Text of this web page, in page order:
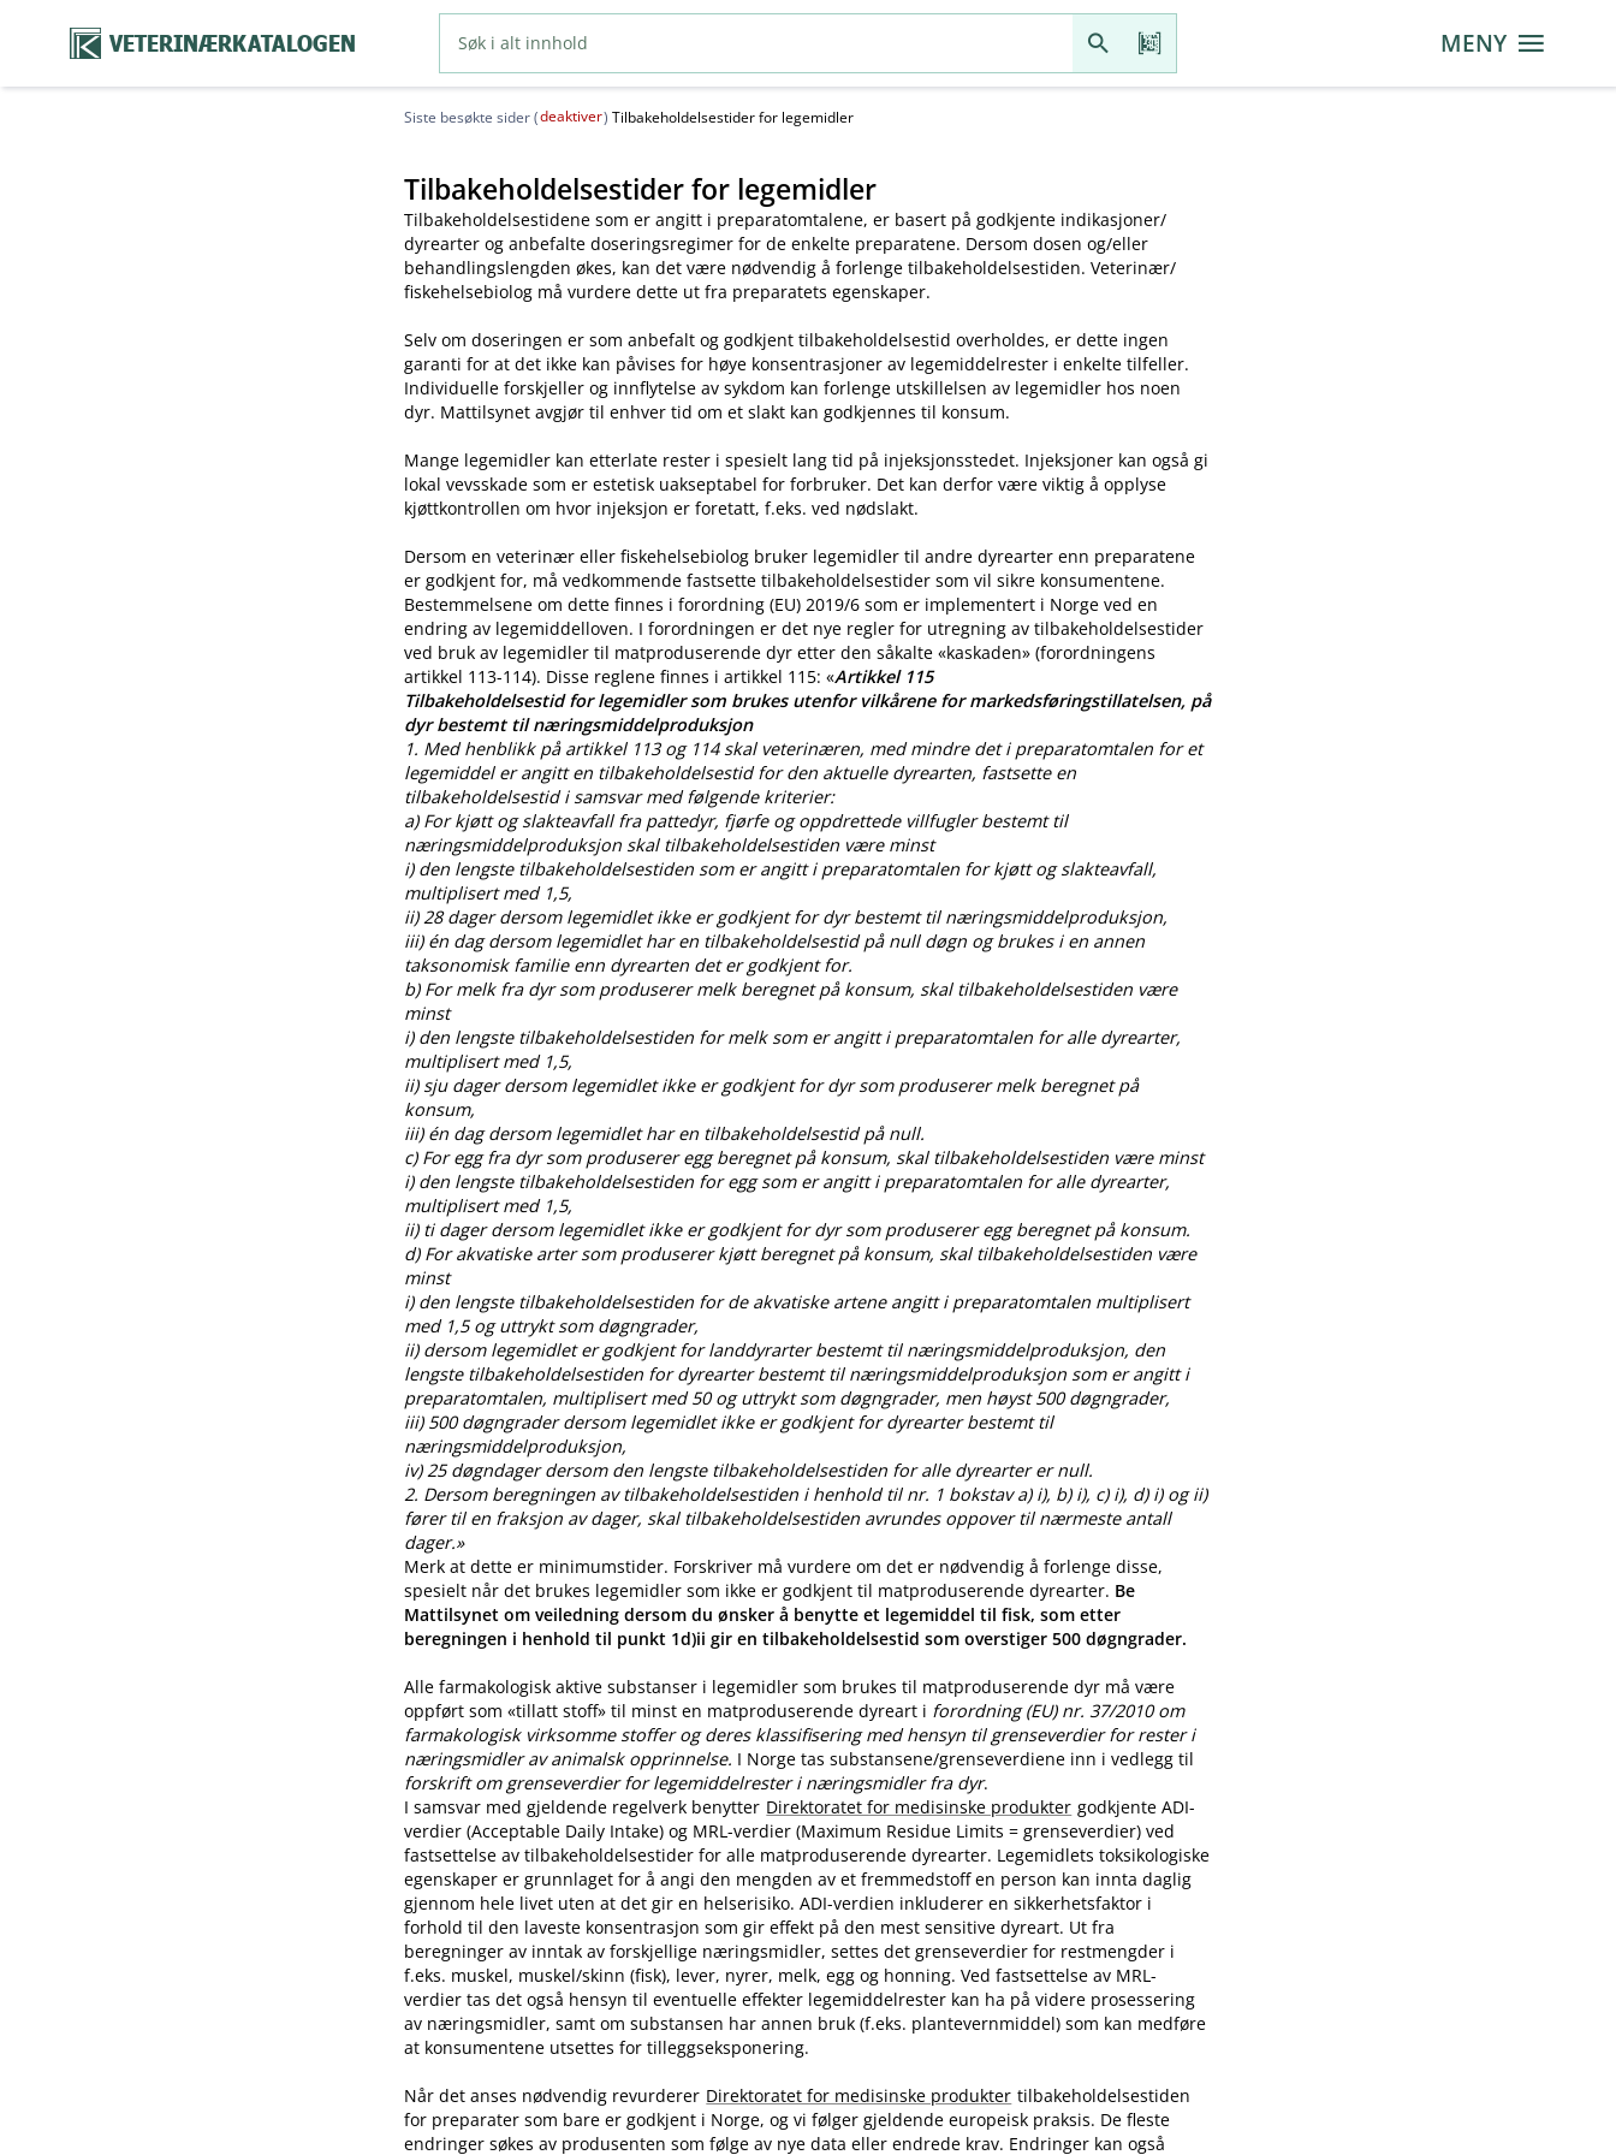
VETERINÆRKATALOGEN MENY
Siste besøkte sider (deaktiver) Tilbakeholdelsestider for legemidler
Tilbakeholdelsestider for legemidler
Tilbakeholdelsestidene som er angitt i preparatomtalene, er basert på godkjente indikasjoner​/​
dyrearter og anbefalte doseringsregimer for de enkelte preparatene. Dersom dosen og​/​eller
behandlingslengden økes, kan det være nødvendig å forlenge tilbakeholdelsestiden. Veterinær​/​
fiskehelsebiolog må vurdere dette ut fra preparatets egenskaper.
Selv om doseringen er som anbefalt og godkjent tilbakeholdelsestid overholdes, er dette ingen
garanti for at det ikke kan påvises for høye konsentrasjoner av legemiddelrester i enkelte tilfeller.
Individuelle forskjeller og innflytelse av sykdom kan forlenge utskillelsen av legemidler hos noen
dyr. Mattilsynet avgjør til enhver tid om et slakt kan godkjennes til konsum.
Mange legemidler kan etterlate rester i spesielt lang tid på injeksjonsstedet. Injeksjoner kan også gi
lokal vevsskade som er estetisk uakseptabel for forbruker. Det kan derfor være viktig å opplyse
kjøttkontrollen om hvor injeksjon er foretatt, f.eks. ved nødslakt.
Dersom en veterinær eller fiskehelsebiolog bruker legemidler til andre dyrearter enn preparatene
er godkjent for, må vedkommende fastsette tilbakeholdelsestider som vil sikre konsumentene.
Bestemmelsene om dette finnes i forordning (EU) 2019/6 som er implementert i Norge ved en
endring av legemiddelloven. I forordningen er det nye regler for utregning av tilbakeholdelsestider
ved bruk av legemidler til matproduserende dyr etter den såkalte «kaskaden» (forordningens
artikkel 113-114). Disse reglene finnes i artikkel 115: «Artikkel 115
Tilbakeholdelsestid for legemidler som brukes utenfor vilkårene for markedsføringstillatelsen, på
dyr bestemt til næringsmiddelproduksjon
1. Med henblikk på artikkel 113 og 114 skal veterinæren, med mindre det i preparatomtalen for et
legemiddel er angitt en tilbakeholdelsestid for den aktuelle dyrearten, fastsette en
tilbakeholdelsestid i samsvar med følgende kriterier:
a) For kjøtt og slakteavfall fra pattedyr, fjørfe og oppdrettede villfugler bestemt til
næringsmiddelproduksjon skal tilbakeholdelsestiden være minst
i) den lengste tilbakeholdelsestiden som er angitt i preparatomtalen for kjøtt og slakteavfall,
multiplisert med 1,5,
ii) 28 dager dersom legemidlet ikke er godkjent for dyr bestemt til næringsmiddelproduksjon,
iii) én dag dersom legemidlet har en tilbakeholdelsestid på null døgn og brukes i en annen
taksonomisk familie enn dyrearten det er godkjent for.
b) For melk fra dyr som produserer melk beregnet på konsum, skal tilbakeholdelsestiden være
minst
i) den lengste tilbakeholdelsestiden for melk som er angitt i preparatomtalen for alle dyrearter,
multiplisert med 1,5,
ii) sju dager dersom legemidlet ikke er godkjent for dyr som produserer melk beregnet på
konsum,
iii) én dag dersom legemidlet har en tilbakeholdelsestid på null.
c) For egg fra dyr som produserer egg beregnet på konsum, skal tilbakeholdelsestiden være minst
i) den lengste tilbakeholdelsestiden for egg som er angitt i preparatomtalen for alle dyrearter,
multiplisert med 1,5,
ii) ti dager dersom legemidlet ikke er godkjent for dyr som produserer egg beregnet på konsum.
d) For akvatiske arter som produserer kjøtt beregnet på konsum, skal tilbakeholdelsestiden være
minst
i) den lengste tilbakeholdelsestiden for de akvatiske artene angitt i preparatomtalen multiplisert
med 1,5 og uttrykt som døgngrader,
ii) dersom legemidlet er godkjent for landdyrarter bestemt til næringsmiddelproduksjon, den
lengste tilbakeholdelsestiden for dyrearter bestemt til næringsmiddelproduksjon som er angitt i
preparatomtalen, multiplisert med 50 og uttrykt som døgngrader, men høyst 500 døgngrader,
iii) 500 døgngrader dersom legemidlet ikke er godkjent for dyrearter bestemt til
næringsmiddelproduksjon,
iv) 25 døgndager dersom den lengste tilbakeholdelsestiden for alle dyrearter er null.
2. Dersom beregningen av tilbakeholdelsestiden i henhold til nr. 1 bokstav a) i), b) i), c) i), d) i) og ii)
fører til en fraksjon av dager, skal tilbakeholdelsestiden avrundes oppover til nærmeste antall
dager.»
Merk at dette er minimumstider. Forskriver må vurdere om det er nødvendig å forlenge disse,
spesielt når det brukes legemidler som ikke er godkjent til matproduserende dyrearter. Be
Mattilsynet om veiledning dersom du ønsker å benytte et legemiddel til fisk, som etter
beregningen i henhold til punkt 1d)ii gir en tilbakeholdelsestid som overstiger 500 døgngrader.
Alle farmakologisk aktive substanser i legemidler som brukes til matproduserende dyr må være
oppført som «tillatt stoff» til minst en matproduserende dyreart i forordning (EU) nr. 37/2010 om
farmakologisk virksomme stoffer og deres klassifisering med hensyn til grenseverdier for rester i
næringsmidler av animalsk opprinnelse. I Norge tas substansene​/​grenseverdiene inn i vedlegg til
forskrift om grenseverdier for legemiddelrester i næringsmidler fra dyr.
I samsvar med gjeldende regelverk benytter Direktoratet for medisinske produkter godkjente ADI-
verdier (Acceptable Daily Intake) og MRL-verdier (Maximum Residue Limits = grenseverdier) ved
fastsettelse av tilbakeholdelsestider for alle matproduserende dyrearter. Legemidlets toksikologiske
egenskaper er grunnlaget for å angi den mengden av et fremmedstoff en person kan innta daglig
gjennom hele livet uten at det gir en helserisiko. ADI-verdien inkluderer en sikkerhetsfaktor i
forhold til den laveste konsentrasjon som gir effekt på den mest sensitive dyreart. Ut fra
beregninger av inntak av forskjellige næringsmidler, settes det grenseverdier for restmengder i
f.eks. muskel, muskel​/​skinn (fisk), lever, nyrer, melk, egg og honning. Ved fastsettelse av MRL-
verdier tas det også hensyn til eventuelle effekter legemiddelrester kan ha på videre prosessering
av næringsmidler, samt om substansen har annen bruk (f.eks. plantevernmiddel) som kan medføre
at konsumentene utsettes for tilleggseksponering.
Når det anses nødvendig revurderer Direktoratet for medisinske produkter tilbakeholdelsestiden
for preparater som bare er godkjent i Norge, og vi følger gjeldende europeisk praksis. De fleste
endringer søkes av produsenten som følge av nye data eller endrede krav. Endringer kan også